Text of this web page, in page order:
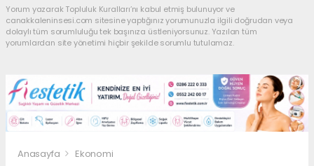
Yorum yazarak Topluluk Kuralları’nı kabul etmiş bulunuyor ve
canakkaleninsesi.com sitesine yaptığınız yorumunuzla ilgili doğrudan veya
dolaylı tüm sorumluluğu tek başınıza üstleniyorsunuz. Yazılan tüm
yorumlardan site yönetimi hiçbir şekilde sorumlu tutulamaz.
Anasayfa Ekonomi